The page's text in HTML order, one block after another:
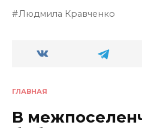
Людмила Кравченко
ГЛАВНАЯ
В